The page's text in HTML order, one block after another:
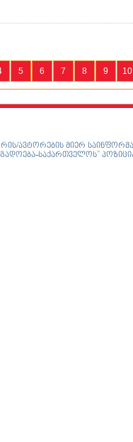
5 6 7 8 9 10
ავტორების მიერ
საქართველოს”